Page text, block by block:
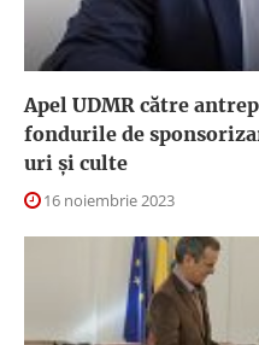
Apel UDMR către
fondurile de
uri şi culte
16 noiembrie 2023